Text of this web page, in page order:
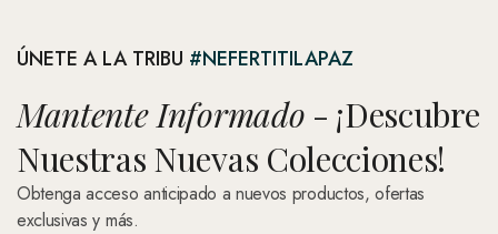
ÚNETE A LA TRIBU #NEFERTITILAPAZ
Mantente Informado - ¡Descubre
Nuestras Nuevas Colecciones!
Obtenga acceso anticipado a nuevos productos, ofertas
exclusivas y más.